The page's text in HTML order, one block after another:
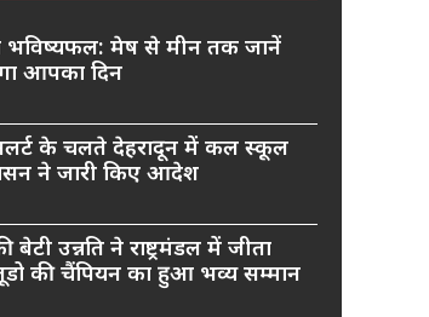
मेष से मीन तक जानें
आपका दिन
के चलते देहरादून में कल स्कूल
ने जारी किए आदेश
बेटी उन्नति ने राष्ट्रमंडल में जीता
की चैंपियन का हुआ भव्य सम्मान